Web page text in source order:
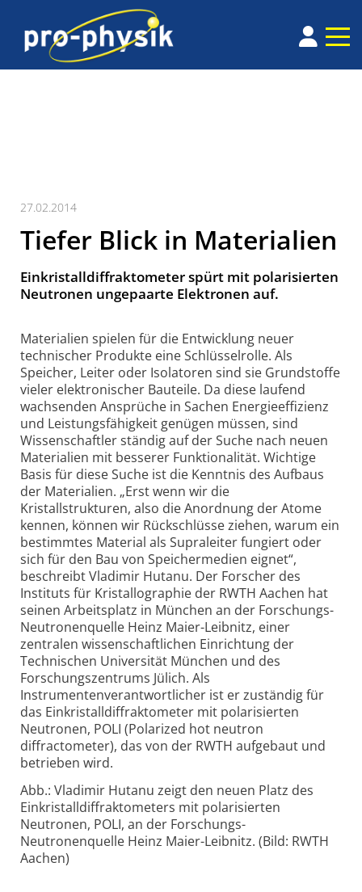
27.02.2014
Tiefer Blick in Materialien
Einkristalldiffraktometer spürt mit polarisierten
Neutronen ungepaarte Elektronen auf.
Materialien spielen für die Entwicklung neuer
technischer Produkte eine Schlüsselrolle. Als
Speicher, Leiter oder Isolatoren sind sie Grundstoffe
vieler elektronischer Bauteile. Da diese laufend
wachsenden Ansprüche in Sachen Energieeffizienz
und Leistungsfähigkeit genügen müssen, sind
Wissenschaftler ständig auf der Suche nach neuen
Materialien mit besserer Funktionalität. Wichtige
Basis für diese Suche ist die Kenntnis des Aufbaus
der Materialien. „Erst wenn wir die
Kristallstrukturen, also die Anordnung der Atome
kennen, können wir Rückschlüsse ziehen, warum ein
bestimmtes Material als Supraleiter fungiert oder
sich für den Bau von Speichermedien eignet“,
beschreibt Vladimir Hutanu. Der Forscher des
Instituts für Kristallographie der RWTH Aachen hat
seinen Arbeitsplatz in München an der Forschungs-
Neutronenquelle Heinz Maier-Leibnitz, einer
zentralen wissenschaftlichen Einrichtung der
Technischen Universität München und des
Forschungszentrums Jülich. Als
Instrumentenverantwortlicher ist er zuständig für
das Einkristalldiffraktometer mit polarisierten
Neutronen, POLI (Polarized hot neutron
diffractometer), das von der RWTH aufgebaut und
betrieben wird.
Abb.: Vladimir Hutanu zeigt den neuen Platz des
Einkristalldiffraktometers mit polarisierten
Neutronen, POLI, an der Forschungs-
Neutronenquelle Heinz Maier-Leibnitz. (Bild: RWTH
Aachen)